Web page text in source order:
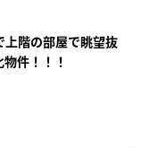
上階の部屋で眺望抜
件！！！